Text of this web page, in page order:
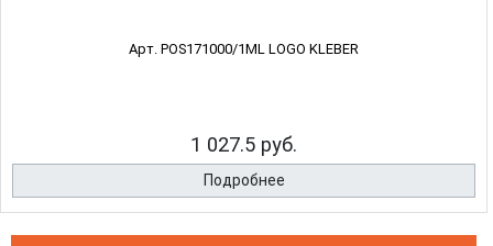
Арт. POS171000/1ML LOGO KLEBER
1 027.5 руб.
Подробнее